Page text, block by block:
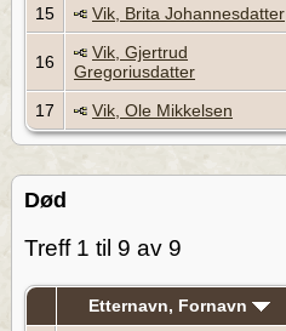
15
Vik, Brita Johannesdatter
16
Vik, Gjertrud
Gregoriusdatter
17 Vik, Ole Mikkelsen
Død
Treff 1 til 9 av 9
Etternavn, Fornavn